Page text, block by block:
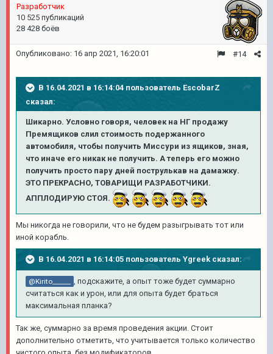
Разработчик
10 525 публикаций
28 428 боёв
#14
Опубликовано: 16 апр 2021, 16:20:01
В 16.04.2021 в 16:14:04 пользователь EscobarZ
сказал:
Шикарно. Условно говоря, человек на НГ продажу
Премящиков слил стоимость подержанного
автомобиля, чтобы получить Миссури из ящиков, зная,
что иначе его никак не получить. А теперь его можно
получить просто пару дней пострулькав на дамажку.
ЭТО ПРЕКРАСНО, ТОВАРИЩИ РАЗРАБОТЧИКИ.
АППЛОДИРУЮ СТОЯ.
Мы никогда не говорили, что не будем разыгрывать тот или
иной корабль.
В 16.04.2021 в 16:14:05 пользователь Ygreek сказал:
@Kirito______
, подскажите, а опыт тоже будет суммарно
считаться как и урон, или для опыта будет браться
максимальная планка?
Так же, суммарно за время проведения акции. Стоит
дополнительно отметить, что учитывается только количество